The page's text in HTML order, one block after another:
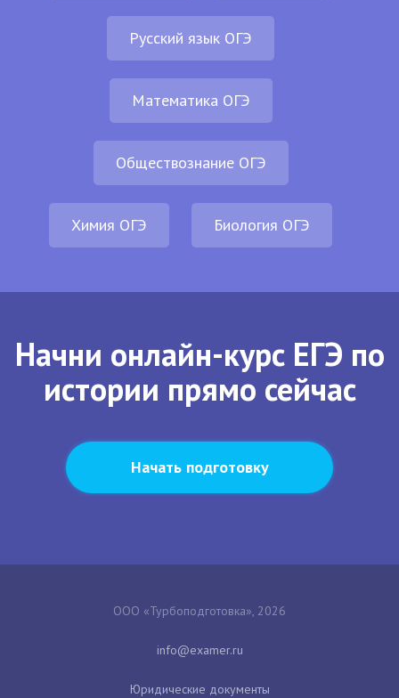
Русский язык ОГЭ
Математика ОГЭ
Обществознание ОГЭ
Химия ОГЭ Биология ОГЭ
Начни онлайн-курс ЕГЭ по
истории прямо сейчас
Начать подготовку
ООО «Турбоподготовка», 2026
Юридические документы